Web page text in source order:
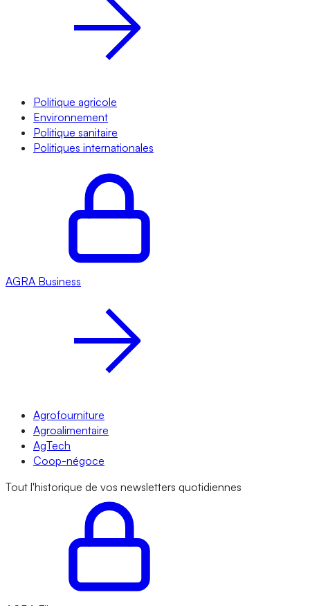
Politique agricole
Environnement
Politique sanitaire
Politiques internationales
AGRA Business
Agrofourniture
Agroalimentaire
AgTech
Coop-négoce
Tout l'historique de vos newsletters quotidiennes